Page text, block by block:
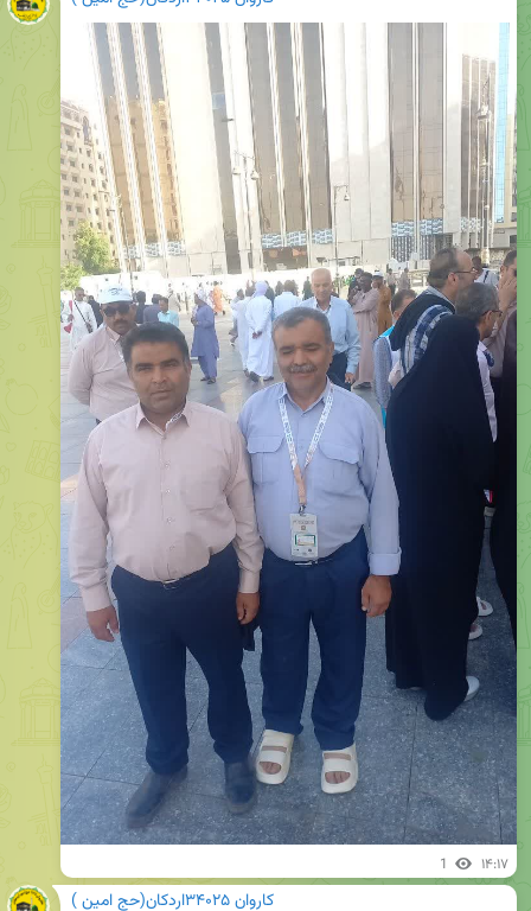
1 ۱۴:۱۷
کاروان ۳۴۰۲۵اردکان(حج امین )